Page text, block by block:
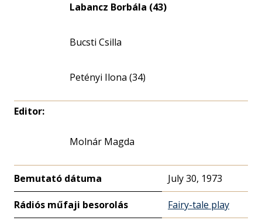
Labancz Borbála (43)
Bucsti Csilla
Petényi Ilona (34)
Editor:
Molnár Magda
Bemutató dátuma July 30, 1973
Rádiós műfaji besorolás Fairy-tale play